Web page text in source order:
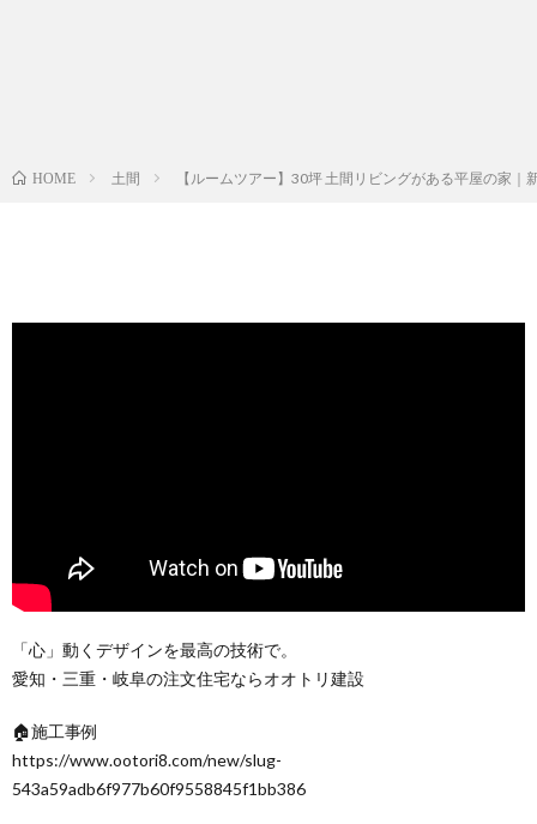
HOME 土間 【ルームツアー】30坪 土間リビングがある平屋の家
「心」動くデザインを最高の技術で。
愛知・三重・岐阜の注文住宅ならオオトリ建設
🏠施工事例
https://www.ootori8.com/new/slug-
543a59adb6f977b60f9558845f1bb386